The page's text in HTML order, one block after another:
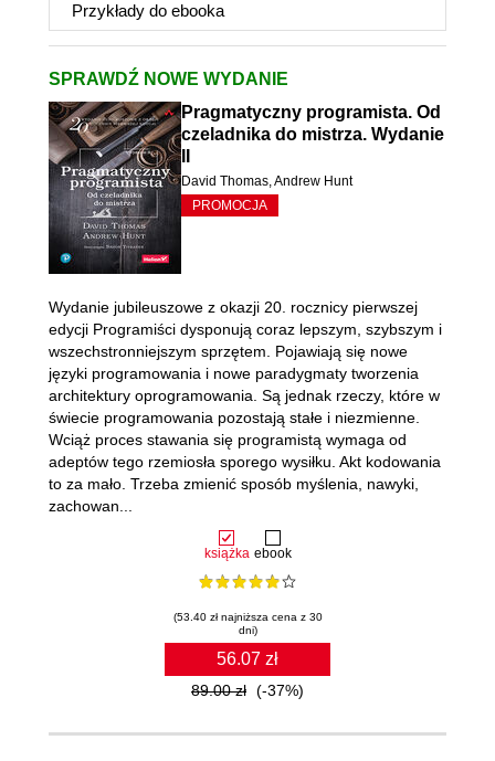
Przykłady do ebooka
SPRAWDŹ NOWE WYDANIE
Pragmatyczny programista. Od
czeladnika do mistrza. Wydanie
David Thomas,Andrew Hunt
PROMOCJA
książka ebook
(53.40 zł najniższa cena z 30
dni)
56.07 zł
89.00 zł (-37%)
Wydanie jubileuszowe z okazji 20. rocznicy pierwszej
edycji Programiści dysponują coraz lepszym, szybszym i
wszechstronniejszym sprzętem. Pojawiają się nowe
języki programowania i nowe paradygmaty tworzenia
architektury oprogramowania. Są jednak rzeczy, które w
świecie programowania pozostają stałe i niezmienne.
Wciąż proces stawania się programistą wymaga od
adeptów tego rzemiosła sporego wysiłku. Akt kodowania
to za mało. Trzeba zmienić sposób myślenia, nawyki,
zachowan...